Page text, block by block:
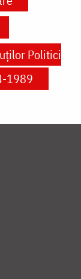
Politici
1989